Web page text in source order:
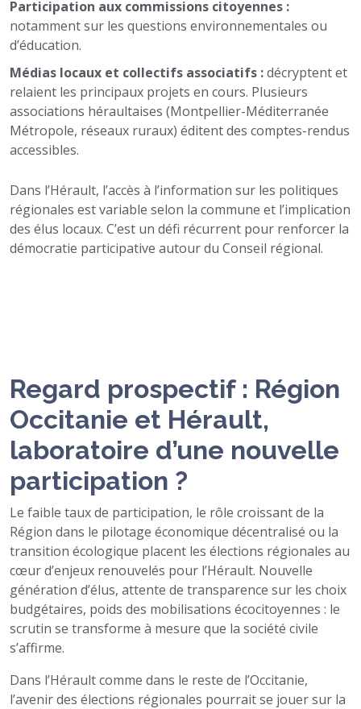
Participation aux commissions citoyennes :
notamment sur les questions environnementales ou
d’éducation.
Médias locaux et collectifs associatifs :décryptent et
relaient les principaux projets en cours. Plusieurs
associations héraultaises (Montpellier-Méditerranée
Métropole, réseaux ruraux) éditent des comptes-rendus
accessibles.
Dans l’Hérault, l’accès à l’information sur les politiques
régionales est variable selon la commune et l’implication
des élus locaux. C’est un défi récurrent pour renforcer la
démocratie participative autour du Conseil régional.
Regard prospectif : Région
Occitanie et Hérault,
laboratoire d’une nouvelle
participation ?
Le faible taux de participation, le rôle croissant de la
Région dans le pilotage économique décentralisé ou la
transition écologique placent les élections régionales au
cœur d’enjeux renouvelés pour l’Hérault. Nouvelle
génération d’élus, attente de transparence sur les choix
budgétaires, poids des mobilisations écocitoyennes : le
scrutin se transforme à mesure que la société civile
s’affirme.
Dans l’Hérault comme dans le reste de l’Occitanie,
l’avenir des élections régionales pourrait se jouer sur la